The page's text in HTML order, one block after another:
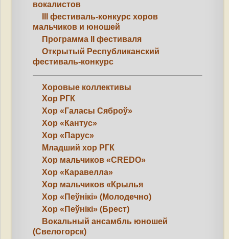
вокалистов
III фестиваль-конкурс хоров
мальчиков и юношей
Программа II фестиваля
Открытый Республиканский
фестиваль-конкурс
Хоровые коллективы
Хор РГК
Хор «Галасы Сяброў»
Хор «Кантус»
Хор «Парус»
Младший хор РГК
Хор мальчиков «CREDO»
Хор «Каравелла»
Хор мальчиков «Крылья
Хор «Пеўнікі» (Молодечно)
Хор «Пеўнікі» (Брест)
Вокальный ансамбль юношей
(Свелогорск)